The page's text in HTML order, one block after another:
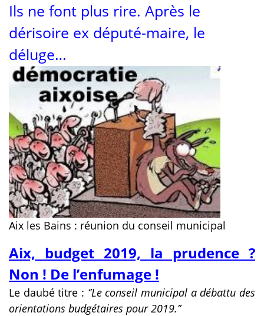
Ils ne font plus rire. Après le
dérisoire ex député-maire, le
déluge…
Aix les Bains : réunion du conseil municipal
Aix, budget 2019, la prudence ?
Non ! De l’enfumage !
Le daubé titre : ‘’Le conseil municipal a débattu des
orientations budgétaires pour 2019.’’